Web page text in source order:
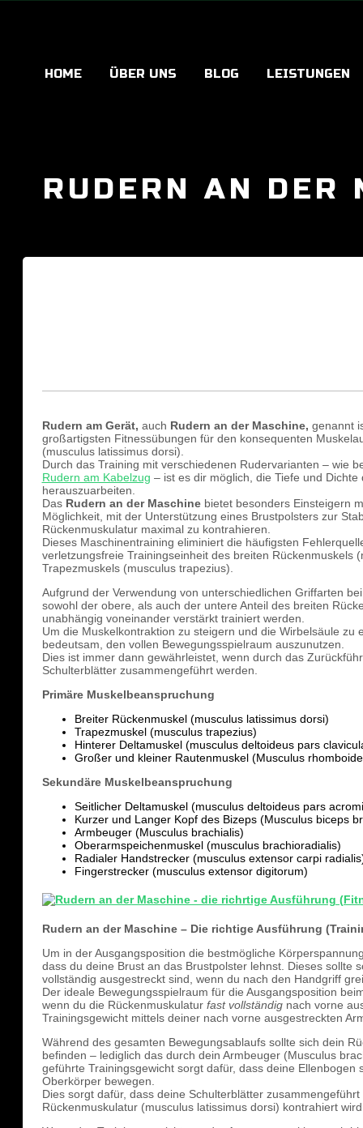
HOME ÜBER UNS BLOG LEISTUNGEN
RUDERN AN DER
Rudern am Gerät, auch Rudern an der Maschine, genannt
großartigsten Fitnessübungen für den konsequenten
(musculus latissimus dorsi).
Durch das Training mit verschiedenen Rudervarianten – wie
Rudern am Kabelzug – ist es dir möglich, die Tiefe und
herauszuarbeiten.
Das Rudern an der Maschinebietet besonders Einsteigern
Möglichkeit, mit der Unterstützung eines Brustpolsters zur
Rückenmuskulatur maximal zu kontrahieren.
Dieses Maschinentraining eliminiert die häufigsten
verletzungsfreie Trainingseinheit des breiten Rückenmuskels
Trapezmuskels (musculus trapezius).
Aufgrund der Verwendung von unterschiedlichen Griffarten
sowohl der obere, als auch der untere Anteil des breiten
unabhängig voneinander verstärkt trainiert werden.
Um die Muskelkontraktion zu steigern und die Wirbelsäule zu
bedeutsam, den vollen Bewegungsspielraum auszunutzen.
Dies ist immer dann gewährleistet, wenn durch das
Schulterblätter zusammengeführt werden.
Primäre Muskelbeanspruchung
Breiter Rückenmuskel (musculus latissimus dorsi)
Trapezmuskel (musculus trapezius)
Hinterer Deltamuskel (musculus deltoideus pars
Großer und kleiner Rautenmuskel (Musculus
Sekundäre Muskelbeanspruchung
Seitlicher Deltamuskel (musculus deltoideus pars
Kurzer und Langer Kopf des Bizeps (Musculus biceps
Armbeuger (Musculus brachialis)
Oberarmspeichenmuskel (musculus brachioradialis)
Radialer Handstrecker (musculus extensor carpi
Fingerstrecker (musculus extensor digitorum)
Rudern an der Maschine – Die richtige Ausführung
Um in der Ausgangsposition die bestmögliche
dass du deine Brust an das Brustpolster lehnst. Dieses sollte
vollständig ausgestreckt sind, wenn du nach den Handgriff
Der ideale Bewegungsspielraum für die Ausgangsposition
wenn du die Rückenmuskulatur fast vollständignach vorne
Trainingsgewicht mittels deiner nach vorne ausgestreckten
Während des gesamten Bewegungsablaufs sollte sich dein
befinden – lediglich das durch dein Armbeuger (Musculus
geführte Trainingsgewicht sorgt dafür, dass deine Ellenbogen
Oberkörper bewegen.
Dies sorgt dafür, dass deine Schulterblätter
Rückenmuskulatur (musculus latissimus dorsi) kontrahiert